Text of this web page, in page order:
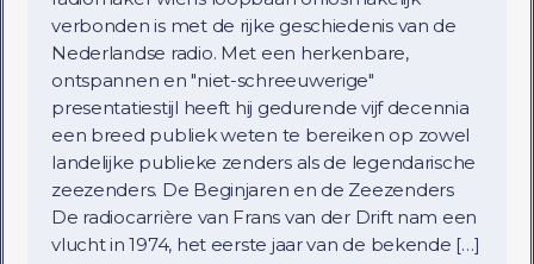
verbonden is met de rijke geschiedenis van de
Nederlandse radio. Met een herkenbare,
ontspannen en "niet-schreeuwerige"
presentatiestijl heeft hij gedurende vijf decennia
een breed publiek weten te bereiken op zowel
landelijke publieke zenders als de legendarische
zeezenders. De Beginjaren en de Zeezenders
De radiocarrière van Frans van der Drift nam een
vlucht in 1974, het eerste jaar van de bekende […]